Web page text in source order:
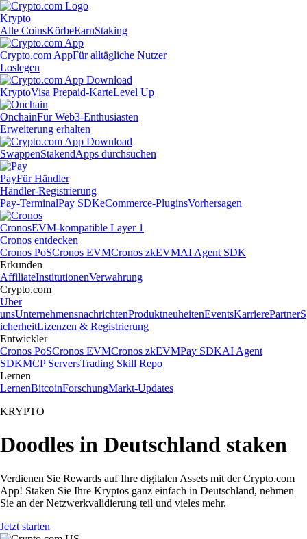
Krypto
Alle CoinsKörbeEarnStaking
Crypto.com AppFür alltägliche Nutzer
Loslegen
KryptoVisa Prepaid-KarteLevel Up
OnchainFür Web3-Enthusiasten
Erweiterung erhalten
SwappenStakendApps durchsuchen
PayFür Händler
Händler-Registrierung
Pay-TerminalPay SDKeCommerce-PluginsVorhersagen
CronosEVM-kompatible Layer 1
Cronos entdecken
Cronos PoSCronos EVMCronos zkEVMAI Agent SDK
Erkunden
AffiliateInstitutionenVerwahrung
Crypto.com
Über
unsUnternehmensnachrichtenProduktneuheitenEventsKarrierePartnerS
icherheitLizenzen & Registrierung
Entwickler
Cronos PoSCronos EVMCronos zkEVMPay SDKAI Agent
SDKMCP ServersTrading Skill Repo
Lernen
LernenBitcoinForschungMarkt-Updates
KRYPTO
Doodles in Deutschland staken
Verdienen Sie Rewards auf Ihre digitalen Assets mit der Crypto.com
App! Staken Sie Ihre Kryptos ganz einfach in Deutschland, nehmen
Sie an der Netzwerkvalidierung teil und vieles mehr.
Jetzt starten